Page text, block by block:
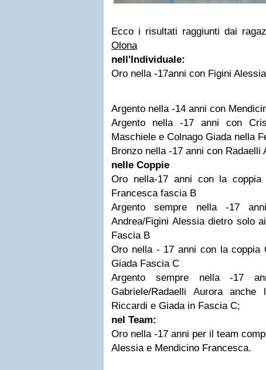
Ecco i risultati raggiunti dai
Olona
nell'Individuale:
Oro nella -17anni con Figini Alessia
Argento nella -14 anni con
Argento nella -17 anni con
Maschiele e Colnago Giada nella
Bronzo nella -17 anni con Radaelli
nelle Coppie
Oro nella-17 anni con la coppia
Francesca fascia B
Argento sempre nella -17
Andrea/Figini Alessia dietro solo
Fascia B
Oro nella - 17 anni con la coppia
Giada Fascia C
Argento sempre nella -17
Gabriele/Radaelli Aurora
Riccardi e Giada in Fascia C;
nel Team:
Oro nella -17 anni per il team
Alessia e Mendicino Francesca.